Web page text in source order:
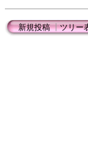
新規投稿┃ツリー